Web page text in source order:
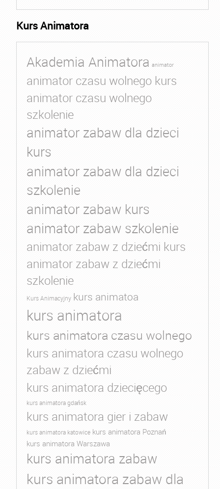
Kurs Animatora
Akademia Animatora animator
animator czasu wolnego kurs
animator czasu wolnego
szkolenie
animator zabaw dla dzieci
kurs
animator zabaw dla dzieci
szkolenie
animator zabaw kurs
animator zabaw szkolenie
animator zabaw z dziećmi kurs
animator zabaw z dziećmi
szkolenie
Kurs Animacyjny kurs animatoa
kurs animatora
kurs animatora czasu wolnego
kurs animatora czasu wolnego
zabaw z dziećmi
kurs animatora dziecięcego
kurs animatora gdańsk
kurs animatora gier i zabaw
kurs animatora katowice kurs animatora Poznań
kurs animatora Warszawa
kurs animatora zabaw
kurs animatora zabaw dla